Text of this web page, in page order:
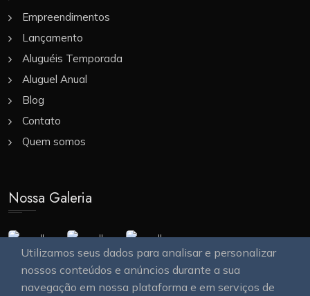
Utilizamos seus dados para analisar e personalizar
nossos conteúdos e anúncios durante a sua
navegação em nossa plataforma e em serviços de
Empreendimentos
Lançamento
Aluguéis Temporada
Aluguel Anual
Blog
Contato
Quem somos
Nossa Galeria